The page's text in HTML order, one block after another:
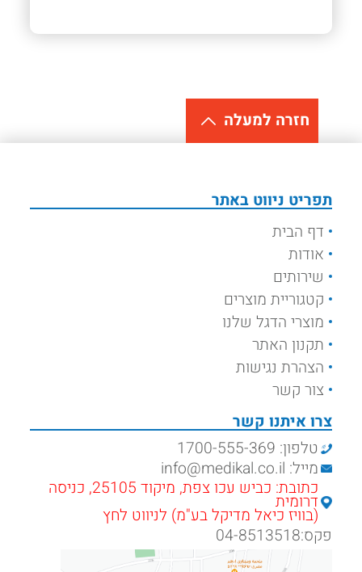
חזרה למעלה
תפריט ניווט באתר
דף הבית
אודות
שירותים
קטגוריית מוצרים
מוצרי הדגל שלנו
תקנון האתר
הצהרת נגישות
צור קשר
צרו איתנו קשר
טלפון: 1700-555-369
מייל: info@medikal.co.il
כתובת: כביש עכו צפת, מיקוד 25105, כניסה
דרומית
(בוויז כיאל מדיקל בע"מ) לניווט לחץ
פקס:04-8513518